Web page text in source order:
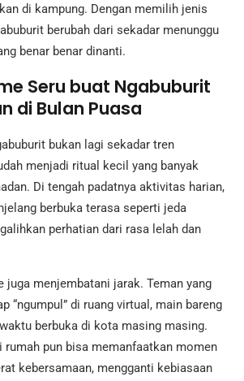
di kampung. Dengan memilih jenis
berubah dari sekadar menunggu
benar benar dinanti.
Seru buat Ngabuburit
di Bulan Puasa
bukan lagi sekadar tren
menjadi ritual kecil yang banyak
Di tengah padatnya aktivitas harian,
berbuka terasa seperti jeda
perhatian dari rasa lelah dan
juga menjembatani jarak. Teman yang
“ngumpul” di ruang virtual, main bareng
berbuka di kota masing masing.
rumah pun bisa memanfaatkan momen
kebersamaan, mengganti kebiasaan